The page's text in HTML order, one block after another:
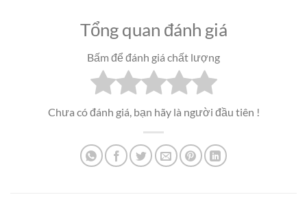
Tổng quan đánh giá
Bấm để đánh giá chất lượng
Chưa có đánh giá, bạn hãy là người đầu tiên !